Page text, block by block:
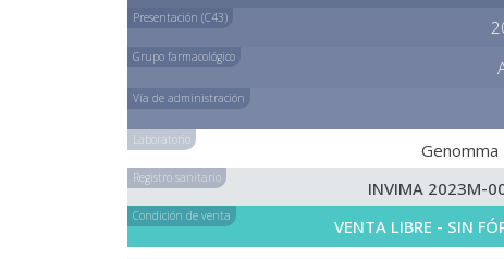
Presentación (C43)
Grupo farmacológico
Vía de administración
Laboratorio Genomma
Registro sanitario INVIMA 2023M-
Condición de venta VENTA LIBRE - SIN